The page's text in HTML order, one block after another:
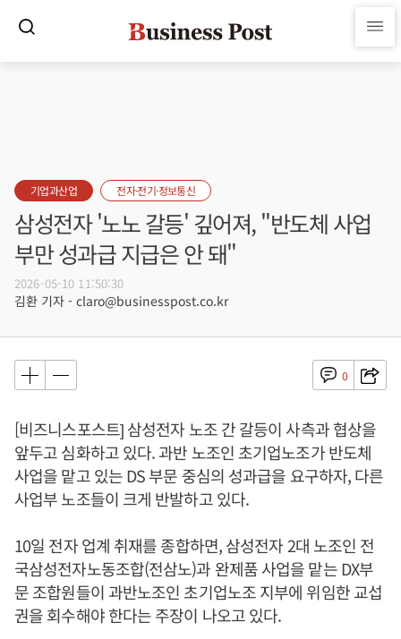
기업과산업 전자·전기·정보통신
삼성전자 '노노 갈등' 깊어져, "반도체 사업
부만 성과급 지급은 안 돼"
2026-05-10 11:50:30
김환 기자 - claro@businesspost.co.kr
0
[비즈니스포스트] 삼성전자 노조 간 갈등이 사측과 협상을
앞두고 심화하고 있다. 과반 노조인 초기업노조가 반도체
사업을 맡고 있는 DS 부문 중심의 성과급을 요구하자, 다른
사업부 노조들이 크게 반발하고 있다.
10일 전자 업계 취재를 종합하면, 삼성전자 2대 노조인 전
국삼성전자노동조합(전삼노)과 완제품 사업을 맡는 DX부
문 조합원들이 과반노조인 초기업노조 지부에 위임한 교섭
권을 회수해야 한다는 주장이 나오고 있다.